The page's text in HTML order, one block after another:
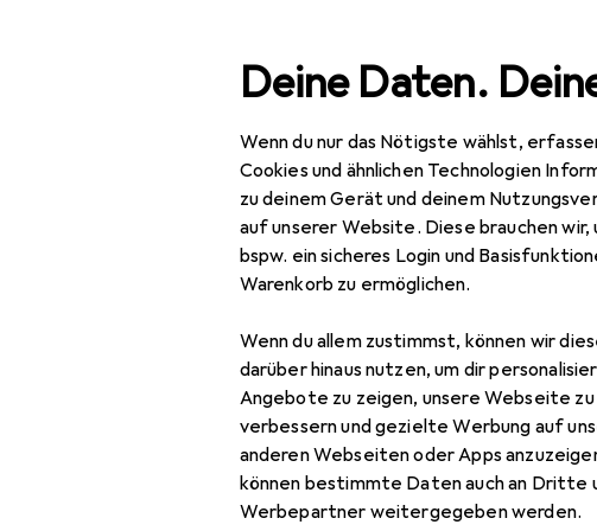
Deine Daten.
Wenn du nur das Nötigste wählst,
Cookies und ähnlichen Technologien
zu deinem Gerät und deinem
auf unserer Website. Diese brauchen wir,
bspw. ein sicheres Login und
Warenkorb zu ermöglichen.
Wenn du allem zustimmst, können wir
darüber hinaus nutzen, um dir
Angebote zu zeigen, unsere Webseite zu
verbessern und gezielte Werbung auf
anderen Webseiten oder Apps
können bestimmte Daten auch an Dritte
Werbepartner weitergegeben werden.
Navigation nach Kategorien Gesamtsortiment Wohnen
EUR
679,99
vidaXL
Zubehör für
Hier findest du passendes
Beliebt Hocker + Pouf